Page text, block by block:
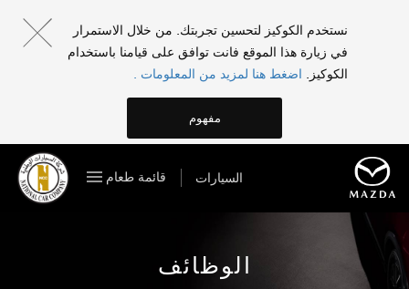
نستخدم الكوكيز لتحسين تجربتك. من خلال الاستمرار
في زيارة هذا الموقع فانت توافق على قيامنا باستخدام
الكوكيز.
اضغط هنا لمزيد من المعلومات .
مفهوم
السيارات قائمة طعام
الوظائف